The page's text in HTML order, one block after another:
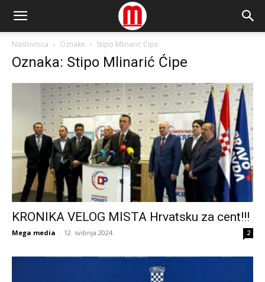
Naslovnica Oznake Stipo Mlinarić Ćipe
Oznaka: Stipo Mlinarić Ćipe
KRONIKA VELOG MISTA Hrvatsku za cent!!!
Mega media - 12. svibnja 2024. 2